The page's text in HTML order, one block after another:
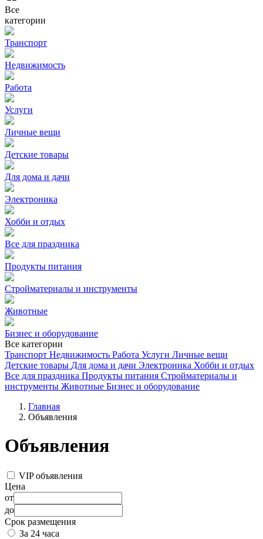
Все
категории
Транспорт
Недвижимость
Работа
Услуги
Личные вещи
Детские товары
Для дома и дачи
Электроника
Хобби и отдых
Все для праздника
Продукты питания
Стройматериалы и инструменты
Животные
Бизнес и оборудование
Все категории
Транспорт Недвижимость Работа Услуги Личные вещи
Детские товары Для дома и дачи Электроника Хобби и отдых
Все для праздника Продукты питания Стройматериалы и
инструменты Животные Бизнес и оборудование
Главная
Объявления
Объявления
VIP объявления
Цена
от
до
Срок размещения
За 24 часа